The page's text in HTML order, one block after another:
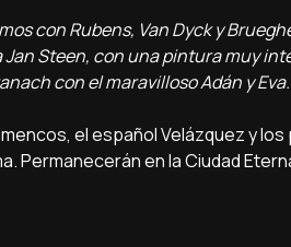
con Rubens, Van Dyck y
Steen, con una pintura muy
con el maravilloso Adán y Eva.
el español Velázquez y
Permanecerán en la Ciudad